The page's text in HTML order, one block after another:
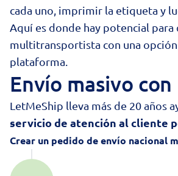
cada uno, imprimir la etiqueta y
Aquí es donde hay potencial
multitransportista con una
plataforma.
Envío masivo
LetMeShip lleva más de 20 años
servicio de atención al cliente
Crear un pedido de envío nacional